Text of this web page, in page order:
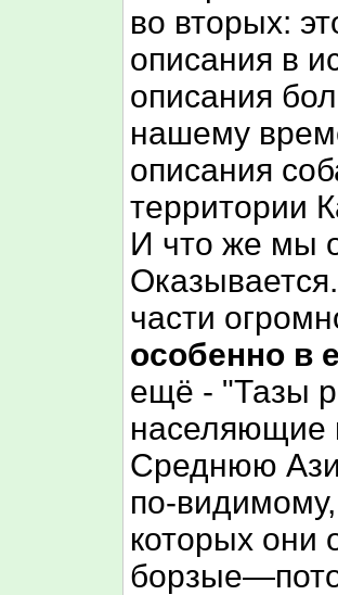
во вторых:
описания в
описания
нашему
описания
территории
И что же мы
части
особенно в
ещё - "Тазы
населяющие
Среднюю
по-
которых они